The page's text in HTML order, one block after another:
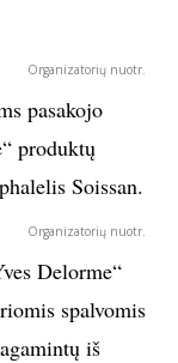
Organizatorių nuotr.
pasakojo
produktų
Soissan.
Organizatorių nuotr.
Delorme“
spalvomis
iš